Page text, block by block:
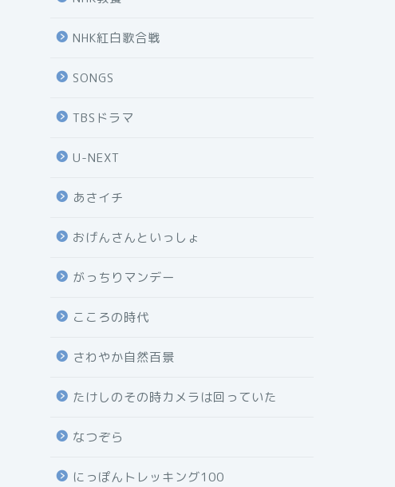
NHK紅白歌合戦
SONGS
TBSドラマ
U-NEXT
あさイチ
おげんさんといっしょ
がっちりマンデー
こころの時代
さわやか自然百景
たけしのその時カメラは回っていた
なつぞら
にっぽんトレッキング100